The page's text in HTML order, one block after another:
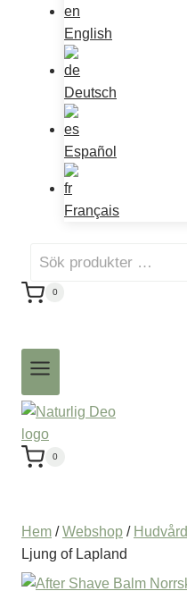
English
Deutsch
Español
Français
Sök
0
0
Hem / Webshop / Hudvård
Ljung of Lapland